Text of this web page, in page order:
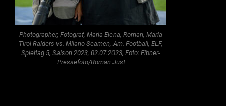
Photographer, Fotograf, Maria Elena, Roman, Maria
Tirol Raiders vs. Milano Seamen, Am. Football, ELF,
Spieltag 5, Saison 2023, 02.07.2023, Foto: Eibner-
Pressefoto/Roman Just